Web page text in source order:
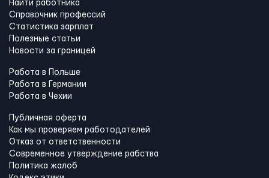
Найти работника
Справочник профессий
Статистика зарплат
Полезные статьи
Новости за границей
Работа в Польше
Работа в Германии
Работа в Чехии
Публичная оферта
Как мы проверяем работодателей
Отказ от ответственности
Современное утверждение рабства
Политика жалоб